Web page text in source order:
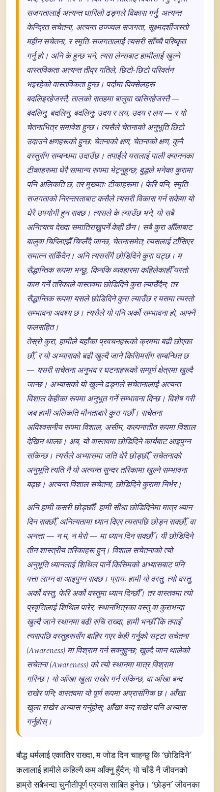
सजगतालाई अत्यन्त धारिलो ढङ्गले विकास गर्नु, अत्यन्त
केन्द्रित सचेतना, अत्यन्त उज्ज्वल सजगता, सूक्ष्मदर्शीजस्तो
महीन सचेतना, र स्मृति-सजगतालाई त्यसरी साँच्चै परिष्कृत
गर्नु हो। अनि के हुन्छ भने, त्यस लेन्सबाट हामीलाई खुल्ने
वास्तविकता अत्यन्त तीव्र गतिले, छिटो-छिटो परिवर्तन
भइरहेको वास्तविकता हुन्छ। पर्दामा पिक्सेलहरू
बदलिइरहेजस्तै, तालको सतहमा बालुवा खसिरहेजस्तै —
बदलिनु, बदलिनु, बदलिनु; उदय र लय, उदय र लय — र यो
चेतनाभित्र समावेश हुन्छ। त्यसैले चेतनाको अनुभूति छिटो
उदाउने क्षणहरूको हुन्छ: चेतनाको क्षण, चेतनाको क्षण, कुनै
वस्तुसँग सम्बन्धमा उदाउँछ। तपाईंले यसलाई पाली क्याननका
टीकाहरूमा धेरै सामान्य रूपमा भेट्नुहुन्छ; बुद्धले भनेका कुरामा
पनि अलिकति छ, तर मुख्यतः टीकाहरूमा। फेरि पनि, स्मृति-
सजगताको निरन्तरताबाट कसैले त्यसरी विकास गर्न सकेमा यो
धेरै उपयोगी हुन सक्छ। त्यसले के ल्याउँछ भने, यो सबै
अनित्यत्व देख्दा समातिराख्नुपर्ने केही छैन। सबै कुरा औँलाबाट
बालुवा चिप्लिएझैँ चिप्लँदै जान्छ, चेतनासमेत; त्यसलाई टाँसिएर
समात्न सकिँदैन। अनि त्यससँगै छोडिदिने कुरा घट्छ। म
सैद्धान्तिक रूपमा भन्छु, किनकि व्यवहारमा कहिलेकाहीँ यस्तो
काम गर्ने तरिकाले वास्तवमा छोडिदिने कुरा ल्याउँदैन; तर
सैद्धान्तिक रूपमा यसले छोडिदिने कुरा ल्याउँछ र यसमा त्यस्तो
सम्भावना अवश्य छ। त्यसैले यो पनि अर्को सम्भावना हो, आफ्नै
फलसहित।
तेस्रो कुरा, हामीले यहाँका प्रवचनहरूको क्रममा बढी छोएका
छौँ, र यो अभ्यासको बढी खुल्दै जाने किसिमसँग सम्बन्धित छ
— यसरी सचेतना अनुभव र घटनाहरूको सम्पूर्ण क्षेत्रमा खुल्दै
जान्छ। अभ्यासको यो खुल्ने ढङ्गले सचेतनालाई अत्यन्त
विशाल केहीका रूपमा अनुभूत गर्ने सम्भावना दिन्छ। विशेष गरी
जब हामी अलिकति मौनताबारे कुरा गर्छौँ। सचेतना
अविश्वसनीय रूपमा विशाल, असीम, कल्पनातीत रूपमा विशाल
देखिन थाल्छ। अब, यो वास्तवमा छोडिदिने कार्यबाट आइपुग्न
सकिन्छ। त्यसैले अभ्यासमा जति धेरै छोड्छौँ, सचेतनाको
अनुभूति त्यति नै यो अत्यन्त सुन्दर तरिकामा खुल्ने सम्भावना
बढ्छ। अत्यन्त विशाल सचेतना, छोडिदिने कुरामा निर्भर।
अनि हामी कसरी छोड्छौँ? हामी सीधा छोडिदिनेमा मात्र ध्यान
दिन सक्छौँ, अनित्यतामा ध्यान दिएर त्यसपछि छोड्न सक्छौँ, वा
अनत्ता — न म, न मेरो — मा ध्यान दिन सक्छौँ। यी छोडिदिने
तीन शास्त्रीय तरिकाहरू हुन्। विशाल सचेतनाको त्यो
अनुभूति ध्यानलाई शिथिल पार्ने किसिमको अभ्यासबाट पनि
पत्ता लाग्न वा आइपुग्न सक्छ। प्रायः हामी यो वस्तु, त्यो वस्तु,
अर्को वस्तु, फेरि अर्को वस्तुमा ध्यान दिन्छौँ। तर वास्तवमा त्यो
प्रवृत्तिलाई शिथिल पारेर, स्थानभित्रका वस्तु वा कुराभन्दा
खुल्दै जाने स्थानमा बढी रुचि राख्दा, हामी भन्छौँ कि तपाईं
त्यसपछि वस्तुहरूसँग बाहिर गएर केही गर्नुको सट्टा सचेतना
(Awareness) मा विश्राम गर्न सक्नुहुन्छ; खुल्दै जान थालेको
सचेतना (Awareness) को त्यो स्थानमा मात्र विश्राम
गरिन्छ। यो आँखा खुला राखेर गर्न सकिन्छ, वा आँखा बन्द
राखेर पनि; वास्तवमा यो पूर्ण रूपमा अप्रासंगिक छ। आँखा
खुला राखेर अभ्यास गर्नुहोस्; आँखा बन्द राखेर पनि अभ्यास
गर्नुहोस्।
बौद्ध धर्मलाई एकातिर राख्दा, म जोड दिन चाहन्छु कि ‘छोडिदिने’
कलालाई हामीले कहिल्यै कम आँक्नु हुँदैन; यो चाँडै नै जीवनको
हाम्रो सबैभन्दा चुनौतीपूर्ण प्रयास साबित हुनेछ। ‘छोड्न’ जीवनका